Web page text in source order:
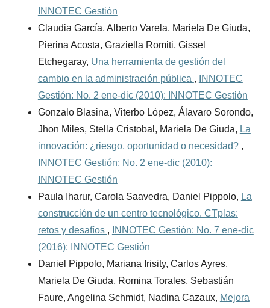
INNOTEC Gestión
Claudia García, Alberto Varela, Mariela De Giuda,
Pierina Acosta, Graziella Romiti, Gissel
Etchegaray, Una herramienta de gestión del
cambio en la administración pública ,
INNOTEC
Gestión: No. 2 ene-dic (2010): INNOTEC Gestión
Gonzalo Blasina, Viterbo López, Álavaro Sorondo,
Jhon Miles, Stella Cristobal, Mariela De Giuda, La
innovación: ¿riesgo, oportunidad o necesidad? ,
INNOTEC Gestión: No. 2 ene-dic (2010):
INNOTEC Gestión
Paula Iharur, Carola Saavedra, Daniel Pippolo, La
construcción de un centro tecnológico. CTplas:
retos y desafíos ,
INNOTEC Gestión: No. 7 ene-dic
(2016): INNOTEC Gestión
Daniel Pippolo, Mariana Irisity, Carlos Ayres,
Mariela De Giuda, Romina Torales, Sebastián
Faure, Angelina Schmidt, Nadina Cazaux, Mejora